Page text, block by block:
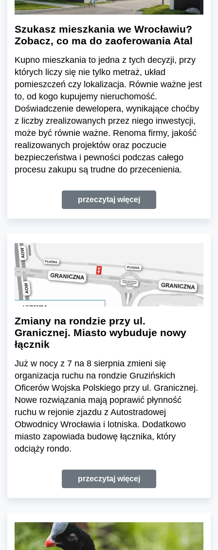
Szukasz mieszkania we Wrocławiu?
Zobacz, co ma do zaoferowania Atal
Kupno mieszkania to jedna z tych decyzji, przy
których liczy się nie tylko metraż, układ
pomieszczeń czy lokalizacja. Równie ważne jest
to, od kogo kupujemy nieruchomość.
Doświadczenie dewelopera, wynikające choćby
z liczby zrealizowanych przez niego inwestycji,
może być równie ważne. Renoma firmy, jakość
realizowanych projektów oraz poczucie
bezpieczeństwa i pewności podczas całego
procesu zakupu są trudne do przecenienia.
przeczytaj więcej
Zmiany na rondzie przy ul.
Granicznej. Miasto wybuduje nowy
łącznik
Już w nocy z 7 na 8 sierpnia zmieni się
organizacja ruchu na rondzie Gruzińskich
Oficerów Wojska Polskiego przy ul. Granicznej.
Nowe rozwiązania mają poprawić płynność
ruchu w rejonie zjazdu z Autostradowej
Obwodnicy Wrocławia i lotniska. Dodatkowo
miasto zapowiada budowę łącznika, który
odciąży rondo.
przeczytaj więcej